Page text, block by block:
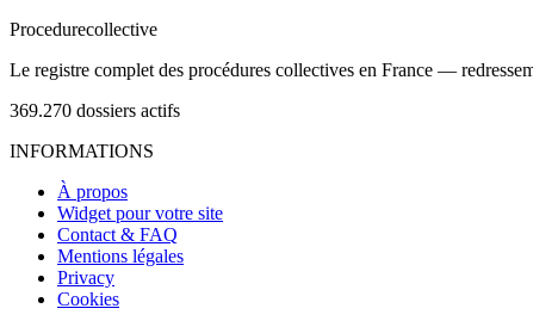
Procedurecollective
Le registre complet des procédures collectives en France —
369.270 dossiers actifs
INFORMATIONS
À propos
Widget pour votre site
Contact & FAQ
Mentions légales
Privacy
Cookies